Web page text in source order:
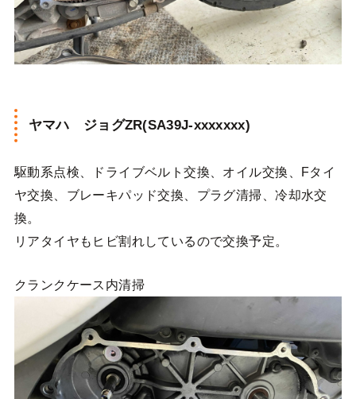
ヤマハ ジョグZR(SA39J-xxxxxxx)
駆動系点検、ドライブベルト交換、オイル交換、Fタイ
ヤ交換、ブレーキパッド交換、プラグ清掃、冷却水交
換。
リアタイヤもヒビ割れしているので交換予定。
クランクケース内清掃